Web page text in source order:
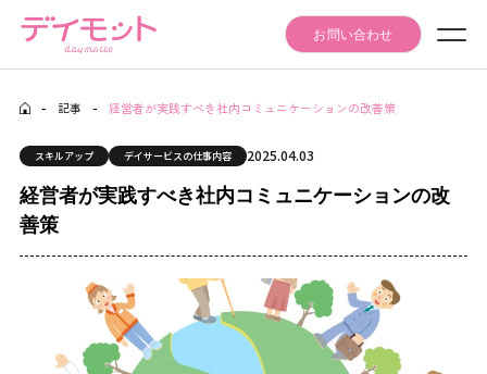
お問い合わせ
Seminar Event
セミナー・イベント情報
Articles
記事
Materials download
資料ダウンロード
- 記事 - 経営者が実践すべき社内コミュニケーションの改善策
スキルアップ デイサービスの仕事内容 2025.04.03
経営者が実践すべき社内コミュニケーションの改
善策